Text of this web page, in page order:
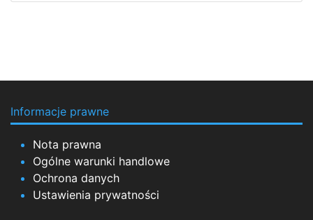
Informacje prawne
Nota prawna
Ogólne warunki handlowe
Ochrona danych
Ustawienia prywatności